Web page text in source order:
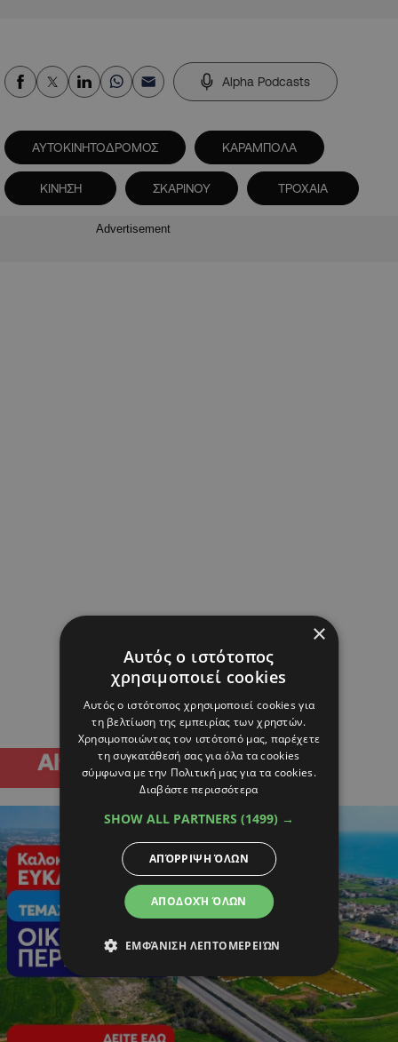
Alpha Podcasts
ΑΥΤΟΚΙΝΗΤΟΔΡΟΜΟΣ ΚΑΡΑΜΠΟΛΑ
ΚΙΝΗΣΗ ΣΚΑΡΙΝΟΥ ΤΡΟΧΑΙΑ
Advertisement
×
Αυτός ο ιστότοπος
χρησιμοποιεί cookies
Αυτός ο ιστότοπος χρησιμοποιεί cookies για
τη βελτίωση της εμπειρίας των χρηστών.
Χρησιμοποιώντας τον ιστότοπό μας, παρέχετε
τη συγκατάθεσή σας για όλα τα cookies
σύμφωνα με την Πολιτική μας για τα cookies.
Διαβάστε περισσότερα
SHOW ALL PARTNERS (1499) →
ΑΠΟΔΟΧΉ ΌΛΩΝ
ΑΠΌΡΡΙΨΗ ΌΛΩΝ
ΕΜΦΆΝΙΣΗ ΛΕΠΤΟΜΕΡΕΙΏΝ